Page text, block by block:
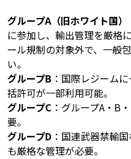
グループA（旧ホワイト国）
に参加し、輸出管理を厳格
ール規制の対象外で、一般
い。
グループB ：国際レジーム
括許可が一部利用可能。
グループC ：グループA・B
要。
グループD ：国連武器禁輸
も厳格な管理が必要。